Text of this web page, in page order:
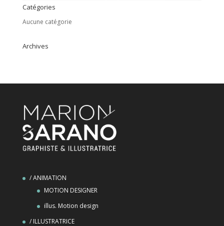
Catégories
Aucune catégorie
Archives
/ ANIMATION
MOTION DESIGNER
illus. Motion design
/ ILLUSTRATRICE